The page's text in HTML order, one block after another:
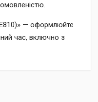
— оформлюйте
час, включно з